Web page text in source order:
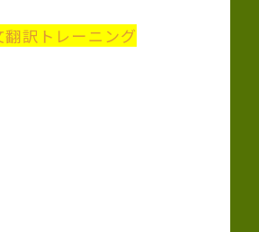
訳トレーニング